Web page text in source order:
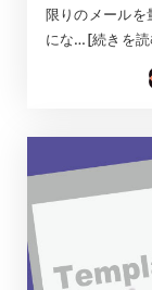
限りのメールを
にな…[続きを